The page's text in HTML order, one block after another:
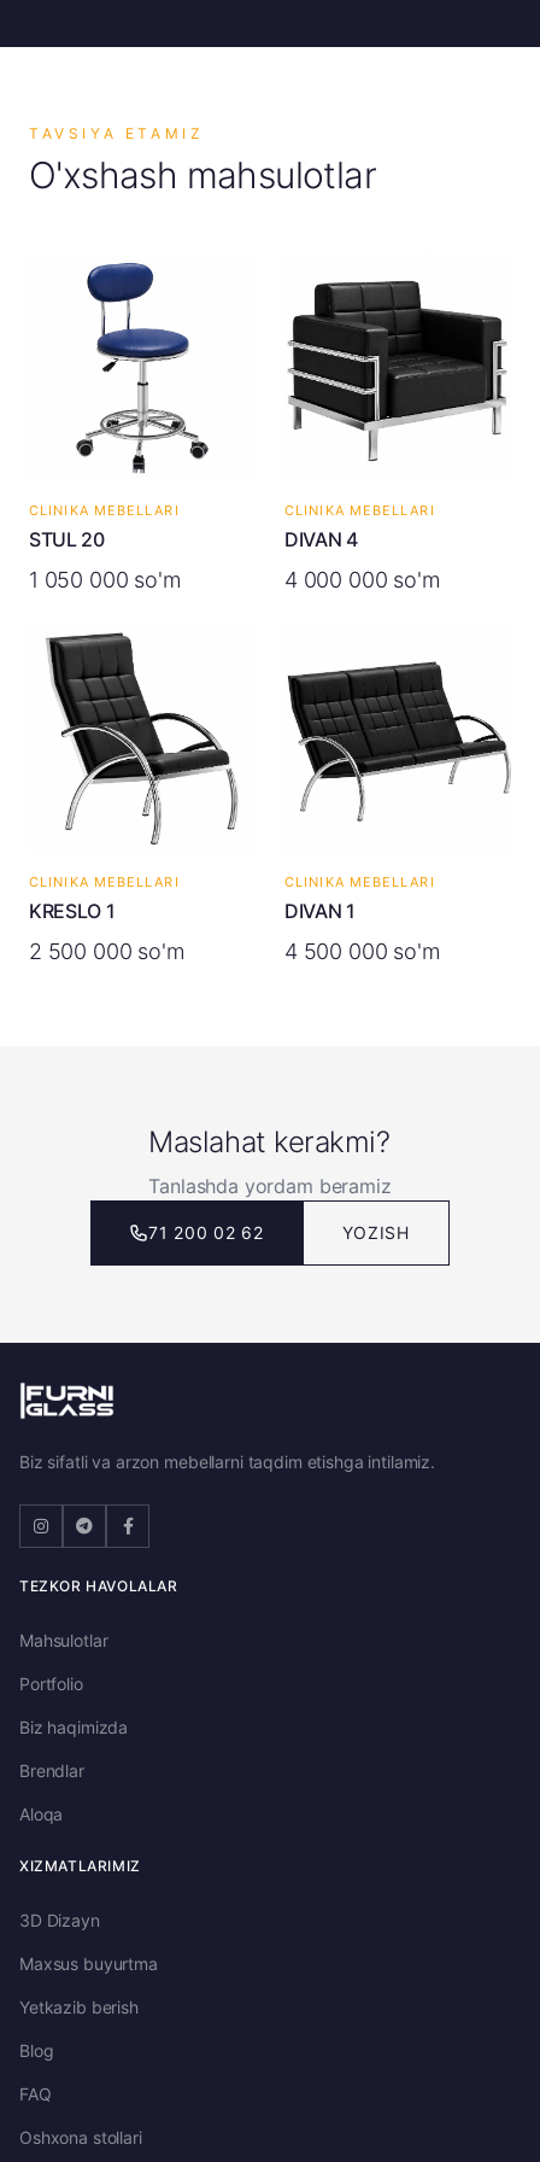
TAVSIYA ETAMIZ
O'xshash mahsulotlar
CLINIKA MEBELLARI
STUL 20
1 050 000 so'm
CLINIKA MEBELLARI
DIVAN 4
4 000 000 so'm
CLINIKA MEBELLARI
KRESLO 1
2 500 000 so'm
CLINIKA MEBELLARI
DIVAN 1
4 500 000 so'm
Maslahat kerakmi?
Tanlashda yordam beramiz
71 200 02 62 YOZISH
Biz sifatli va arzon mebellarni taqdim etishga intilamiz.
TEZKOR HAVOLALAR
Mahsulotlar
Portfolio
Biz haqimizda
Brendlar
Aloqa
XIZMATLARIMIZ
3D Dizayn
Maxsus buyurtma
Yetkazib berish
Blog
FAQ
Oshxona stollari